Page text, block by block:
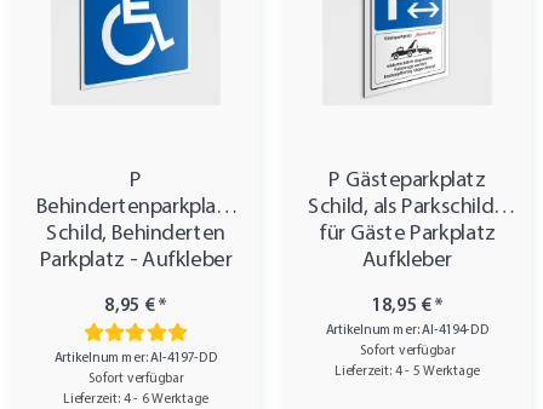
P
Behindertenparkplatz
Schild, Behinderten
Parkplatz - Aufkleber
8,95 €*
Artikelnummer: AI-4197-DD
Sofort verfügbar
Lieferzeit: 4 - 6 Werktage
P Gästeparkplatz
Schild, als Parkschild -
für Gäste Parkplatz
Aufkleber
18,95 €*
Artikelnummer: AI-4194-DD
Sofort verfügbar
Lieferzeit: 4 - 5 Werktage